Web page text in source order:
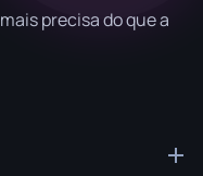
precisa do que a